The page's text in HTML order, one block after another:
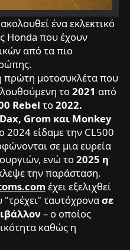
ένα εκλεκτικό
Honda που έχουν
από τα πιο
πρώτη μοτοσυκλέτα που
το2021 από
Rebel το2022.
Grom και Monkey
2024 είδαμε την CL500
σε μια ευρεία
ενώ το2025 η
την παράσταση.
έχει εξελιχθεί
"τρέχει" ταυτόχρονασε
– ο οποίος
καθώς η